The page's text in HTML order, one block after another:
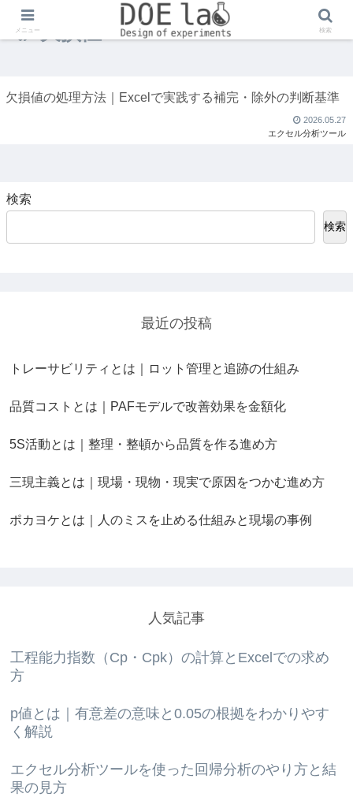
欠損値の処理方法｜Excelで実践する補完・除外の判断基準
2026.05.27
エクセル分析ツール
検索
検索
最近の投稿
トレーサビリティとは｜ロット管理と追跡の仕組み
品質コストとは｜PAFモデルで改善効果を金額化
5S活動とは｜整理・整頓から品質を作る進め方
三現主義とは｜現場・現物・現実で原因をつかむ進め方
ポカヨケとは｜人のミスを止める仕組みと現場の事例
人気記事
工程能力指数（Cp・Cpk）の計算とExcelでの求め
方
p値とは｜有意差の意味と0.05の根拠をわかりやす
く解説
エクセル分析ツールを使った回帰分析のやり方と結
果の見方
メニュー 検索